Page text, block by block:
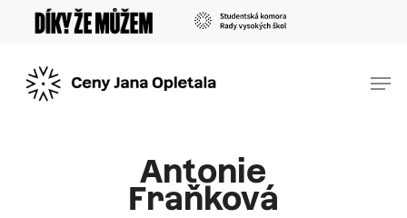
content
Antonie
Fraňková